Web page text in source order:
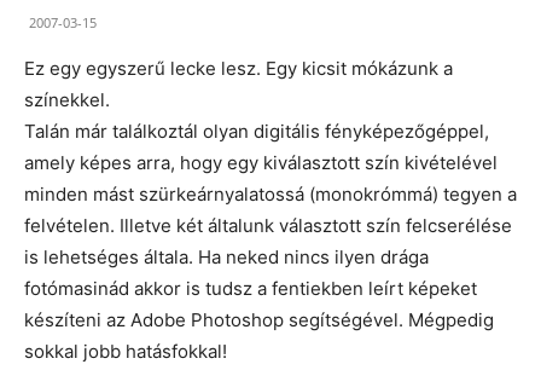
2007-03-15
Ez egy egyszerű lecke lesz. Egy kicsit mókázunk a
színekkel.
Talán már találkoztál olyan digitális fényképezőgéppel,
amely képes arra, hogy egy kiválasztott szín kivételével
minden mást szürkeárnyalatossá (monokrómmá) tegyen a
felvételen. Illetve két általunk választott szín felcserélése
is lehetséges általa. Ha neked nincs ilyen drága
fotómasinád akkor is tudsz a fentiekben leírt képeket
készíteni az Adobe Photoshop segítségével. Mégpedig
sokkal jobb hatásfokkal!